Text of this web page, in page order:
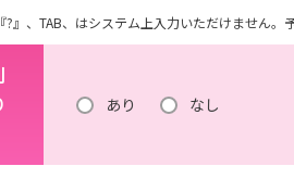
、TAB、はシステム上入力いただけません。
あり なし